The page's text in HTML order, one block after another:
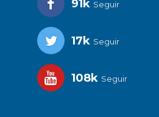
91k Seguir
17k Seguir
108k Seguir